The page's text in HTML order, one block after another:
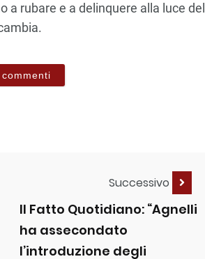
a rubare e a delinquere alla luce del
Successivo
Il Fatto Quotidiano: “Agnelli
ha assecondato
l’introduzione degli